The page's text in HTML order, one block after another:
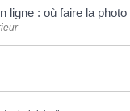
ligne : où faire la